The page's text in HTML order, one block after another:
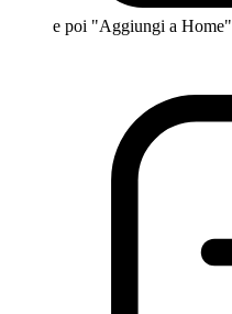
e poi "Aggiungi a Home"